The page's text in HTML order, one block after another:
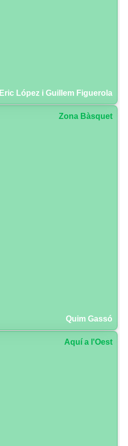
Eric López i Guillem Figuerola
Zona Bàsquet
Quim Gassó
Aquí a l'Oest